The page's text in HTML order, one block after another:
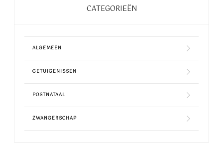
CATEGORIEËN
ALGEMEEN
GETUIGENISSEN
POSTNATAAL
ZWANGERSCHAP